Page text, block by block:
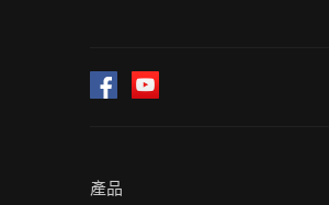
Facebook
產品